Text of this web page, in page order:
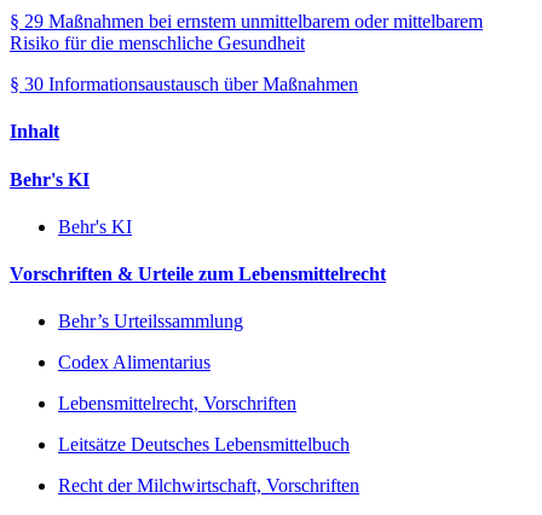
§ 29 Maßnahmen bei ernstem unmittelbarem oder mittelbarem
Risiko für die menschliche Gesundheit
§ 30 Informationsaustausch über Maßnahmen
Inhalt
Behr's KI
Behr's KI
Vorschriften & Urteile zum Lebensmittelrecht
Behr’s Urteilssammlung
Codex Alimentarius
Lebensmittelrecht, Vorschriften
Leitsätze Deutsches Lebensmittelbuch
Recht der Milchwirtschaft, Vorschriften